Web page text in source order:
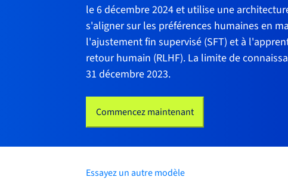
le 6 décembre 2024 et utilise une
s'aligner sur les préférences humaines en
l'ajustement fin supervisé (SFT) et à
retour humain (RLHF). La limite de
31 décembre 2023.
Commencez maintenant
Essayez un autre modèle